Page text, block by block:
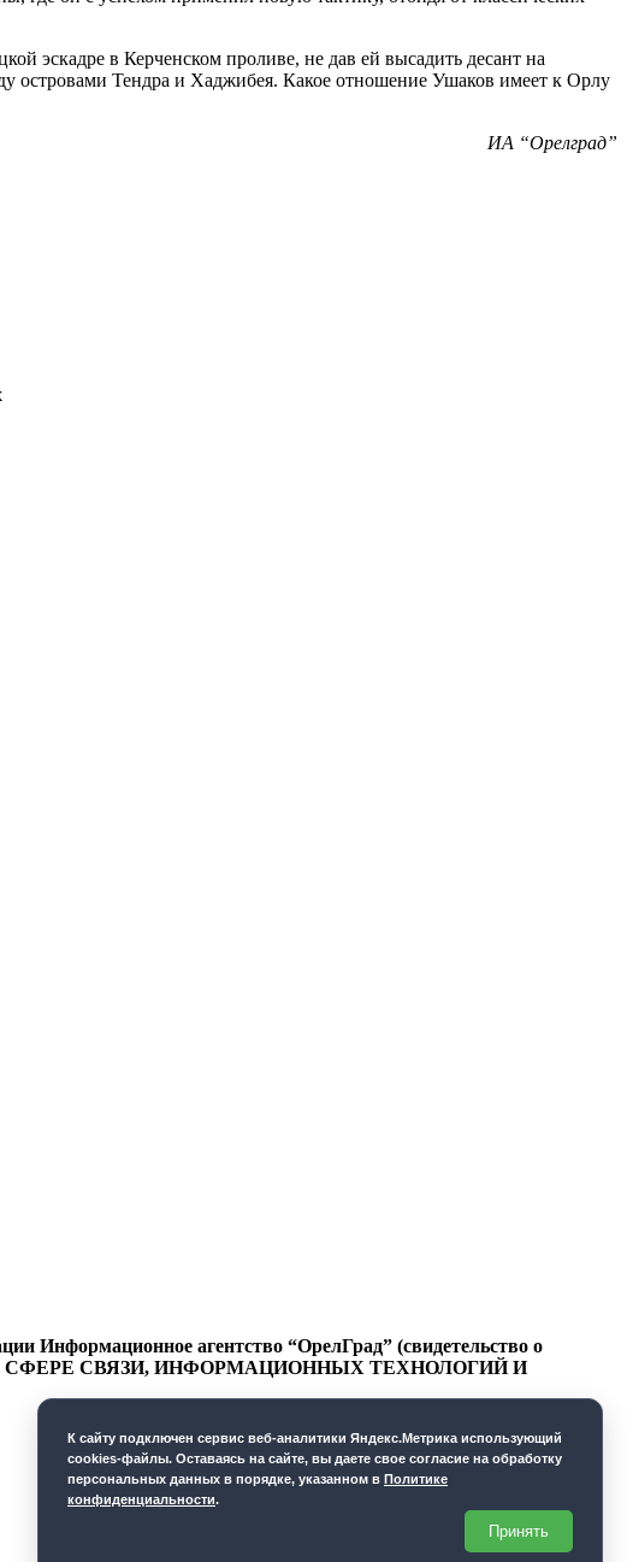
эскадре в Керченском проливе, не дав ей высадить десант на
островами Тендра и Хаджибея. Какое отношение Ушаков имеет к Орлу
ИА “Орелград”
Информационное агентство “ОрелГрад” (свидетельство о
В СФЕРЕ СВЯЗИ, ИНФОРМАЦИОННЫХ ТЕХНОЛОГИЙ И
К cайту подключен сервис веб-аналитики Яндекс.Метрика использующий
cookies-файлы. Оставаясь на сайте, вы даете свое согласие на обработку
персональных данных в порядке, указанном в Политике
конфиденциальности.
Принять